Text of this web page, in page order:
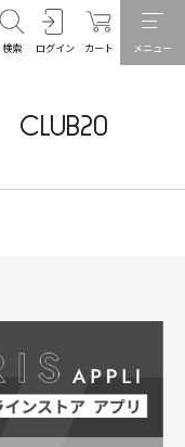
検索 ログイン カート メニュー